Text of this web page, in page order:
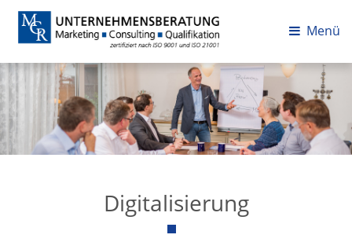
Menü
Digitalisierung